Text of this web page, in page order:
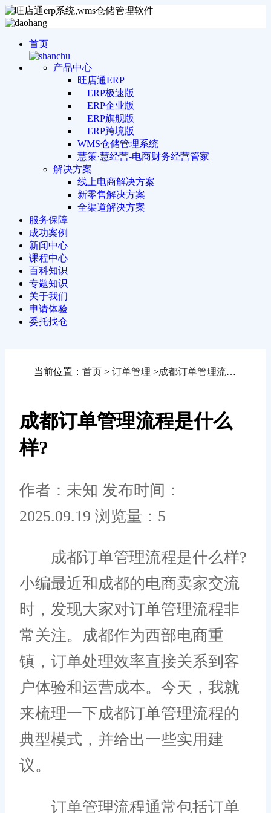
首页
产品中心
旺店通ERP
ERP极速版
ERP企业版
ERP旗舰版
ERP跨境版
WMS仓储管理系统
慧策·慧经营-电商财务经营管家
解决方案
线上电商解决方案
新零售解决方案
全渠道解决方案
服务保障
成功案例
新闻中心
课程中心
百科知识
专题知识
关于我们
申请体验
委托找仓
当前位置： 首页 > 订单管理 >成都订单管理流程是什么样?
成都订单管理流程是什么
样?
作者：未知 发布时间：
2025.09.19 浏览量：5
成都订单管理流程是什么样?
小编最近和成都的电商卖家交流
时，发现大家对订单管理流程非
常关注。成都作为西部电商重
镇，订单处理效率直接关系到客
户体验和运营成本。今天，我就
来梳理一下成都订单管理流程的
典型模式，并给出一些实用建
议。
订单管理流程通常包括订单